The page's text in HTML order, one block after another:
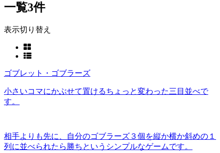
一覧3件
表示切り替え
ゴブレット・ゴブラーズ
小さいコマにかぶせて置けるちょっと変わった三目並べで
す。
相手よりも先に、自分のゴブラーズ３個を縦か横か斜めの１
列に並べられたら勝ちというシンプルなゲームです。